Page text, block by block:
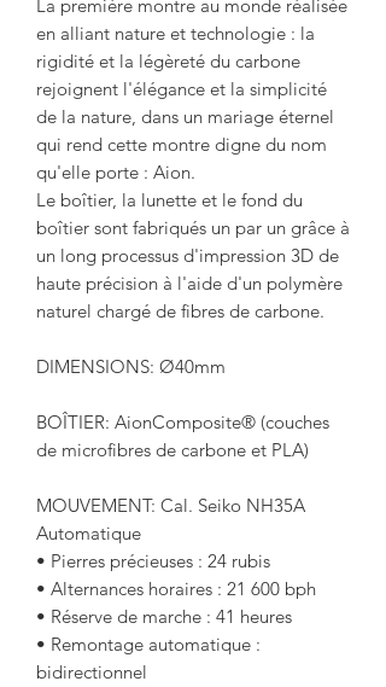
La première montre au monde réalisée
en alliant nature et technologie : la
rigidité et la légèreté du carbone
rejoignent l'élégance et la simplicité
de la nature, dans un mariage éternel
qui rend cette montre digne du nom
qu'elle porte : Aion.
Le boîtier, la lunette et le fond du
boîtier sont fabriqués un par un grâce à
un long processus d'impression 3D de
haute précision à l'aide d'un polymère
naturel chargé de fibres de carbone.
DIMENSIONS: Ø40mm
BOÎTIER: AionComposite® (couches
de microfibres de carbone et PLA)
MOUVEMENT: Cal. Seiko NH35A
Automatique
• Pierres précieuses : 24 rubis
• Alternances horaires : 21 600 bph
• Réserve de marche : 41 heures
• Remontage automatique :
bidirectionnel